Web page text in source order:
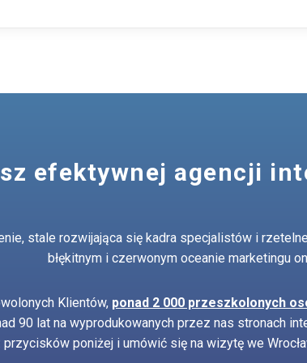
efektywnej agencji
stale rozwijająca się kadra specjalistów i
błękitnym i czerwonym oceanie marketingu
Klientów, ponad 2 000 przeszkolonych
90 lat na wyprodukowanych przez nas stronach
przycisków poniżej i umówić się na wizytę we